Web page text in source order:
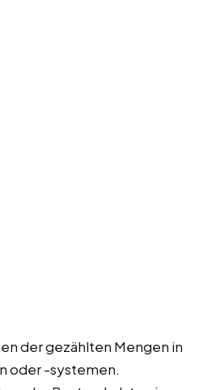
der gezählten Mengen in
oder -systemen.